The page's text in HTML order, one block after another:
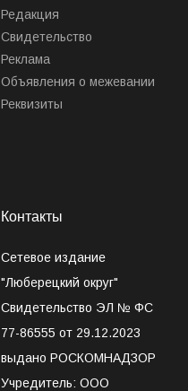
Редакция
Свидетельство
Реклама
Объявления о межевании
Реквизиты
Контакты
Сетевое издание
"Люберецкий округ"
Свидетельство ЭЛ № ФС
77-86555 от 29.12.2023
выдано РОСКОМНАДЗОР
Учредитель: ООО